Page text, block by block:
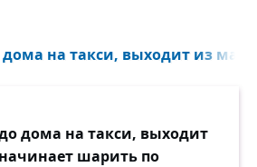
дома на такси, выходит из
дома на такси, выходит
шарить по